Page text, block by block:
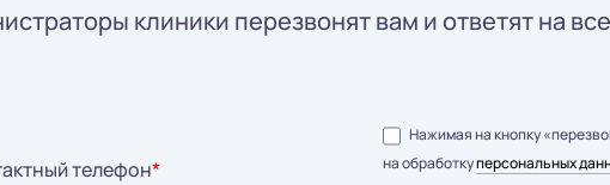
клиники перезвонят вам и ответят на
телефон*
Нажимая на кнопку
на обработкуперсональных